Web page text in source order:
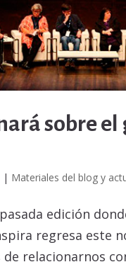
sobre
| Materiales del blog y
edición
regresa este
relacionarnos